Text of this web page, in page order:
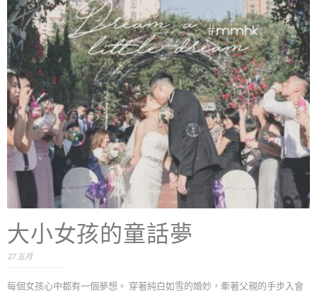
大小女孩的童話夢
27 五月
每個女孩心中都有一個夢想。 穿著純白如雪的婚妙，牽著父親的手步入會